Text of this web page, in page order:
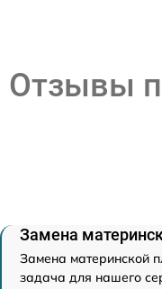
Отзывы
Замена
Замена материнской
задача для нашего